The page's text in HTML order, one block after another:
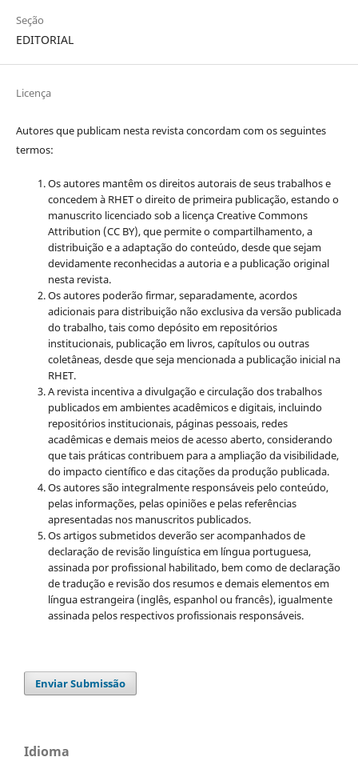
Seção
EDITORIAL
Licença
Autores que publicam nesta revista concordam com os seguintes
termos:
Os autores mantêm os direitos autorais de seus trabalhos e
concedem à RHET o direito de primeira publicação, estando o
manuscrito licenciado sob a licençaCreative Commons
Attribution (CC BY), que permite o compartilhamento, a
distribuição e a adaptação do conteúdo, desde que sejam
devidamente reconhecidas a autoria e a publicação original
nesta revista.
Os autores poderão firmar, separadamente, acordos
adicionais para distribuição não exclusiva da versão publicada
do trabalho, tais como depósito em repositórios
institucionais, publicação em livros, capítulos ou outras
coletâneas, desde que seja mencionada a publicação inicial na
RHET.
A revista incentiva a divulgação e circulação dos trabalhos
publicados em ambientes acadêmicos e digitais, incluindo
repositórios institucionais, páginas pessoais, redes
acadêmicas e demais meios de acesso aberto, considerando
que tais práticas contribuem para a ampliação da visibilidade,
do impacto científico e das citações da produção publicada.
Os autores são integralmente responsáveis pelo conteúdo,
pelas informações, pelas opiniões e pelas referências
apresentadas nos manuscritos publicados.
Os artigos submetidos deverão ser acompanhados de
declaração de revisão linguística em língua portuguesa,
assinada por profissional habilitado, bem como de declaração
de tradução e revisão dos resumos e demais elementos em
língua estrangeira (inglês, espanhol ou francês), igualmente
assinada pelos respectivos profissionais responsáveis.
Enviar Submissão
Idioma